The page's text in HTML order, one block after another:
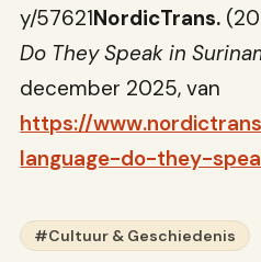
y/57621NordicTrans.
Do They Speak in
december 2025, van
https://
language-do-they-
#Cultuur & Geschiedenis